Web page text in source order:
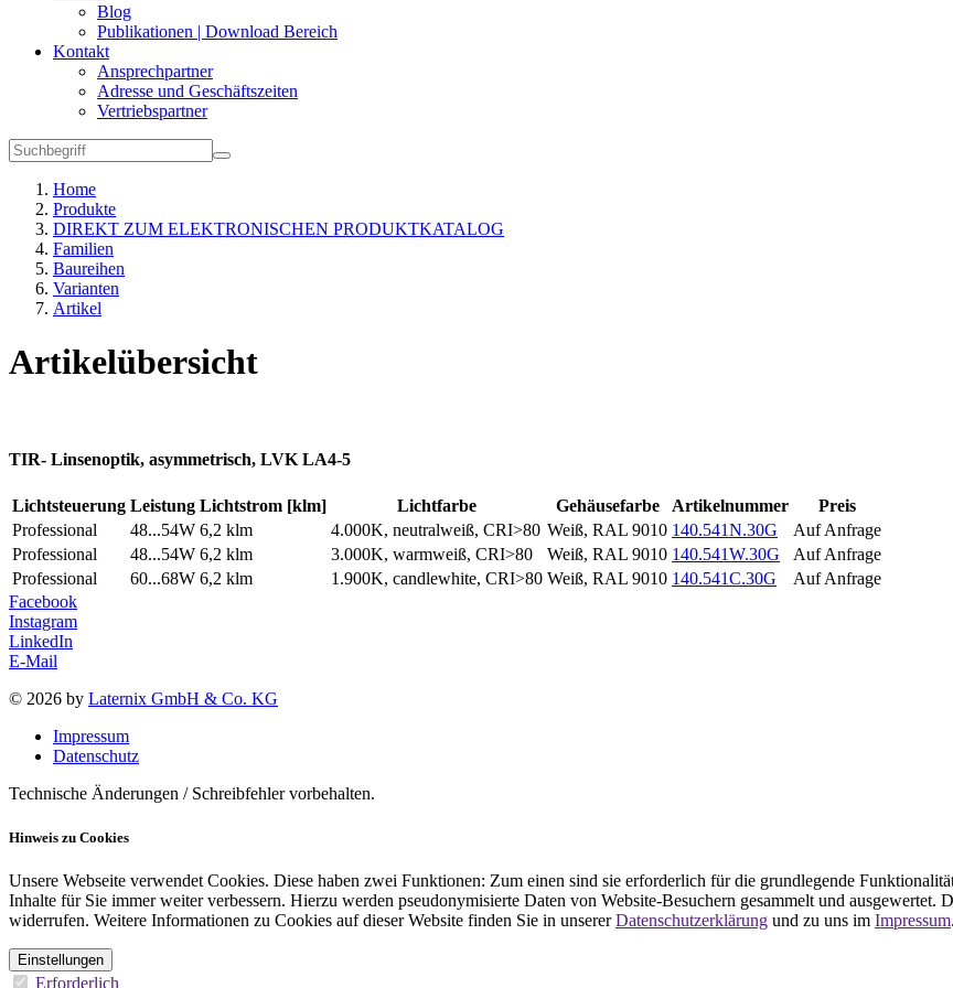
Blog
Publikationen | Download Bereich
Kontakt
Ansprechpartner
Adresse und Geschäftszeiten
Vertriebspartner
Home
Produkte
DIREKT ZUM ELEKTRONISCHEN PRODUKTKATALOG
Familien
Baureihen
Varianten
Artikel
Artikelübersicht
TIR- Linsenoptik, asymmetrisch, LVK LA4-5
Lichtsteuerung Leistung Lichtstrom [klm] Lichtfarbe Gehäusefarbe Artikelnummer
Preis
Professional
48...54W 6,2 klm 4.000K, neutralweiß, CRI>80 Weiß, RAL 9010 140.541N.30G
Auf Anfrage
Professional
48...54W 6,2 klm 3.000K, warmweiß, CRI>80 Weiß, RAL 9010 140.541W.30G
Auf Anfrage
Professional
60...68W 6,2 klm 1.900K, candlewhite, CRI>80 Weiß, RAL 9010 140.541C.30G
Auf Anfrage
Facebook
Instagram
LinkedIn
E-Mail
© 2026 by Laternix GmbH & Co. KG
Impressum
Datenschutz
Technische Änderungen / Schreibfehler vorbehalten.
Hinweis zu Cookies
Unsere Webseite verwendet Cookies. Diese haben zwei Funktionen: Zum einen sind sie erforderlich für die grundlegende
Inhalte für Sie immer weiter verbessern. Hierzu werden pseudonymisierte Daten von Website-Besuchern gesammelt und
widerrufen. Weitere Informationen zu Cookies auf dieser Website finden Sie in unsererDatenschutzerklärung und zu uns im Impressum.
Einstellungen
Erforderlich